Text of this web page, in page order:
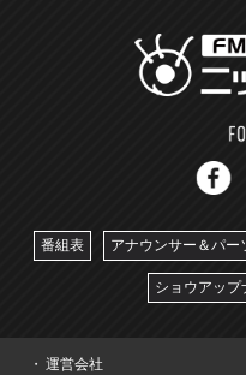
番組表 アナウンサー＆パー
ショウアップ
運営会社